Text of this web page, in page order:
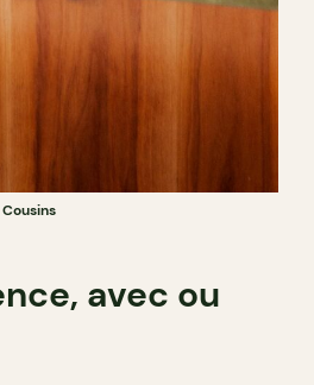
avec ou